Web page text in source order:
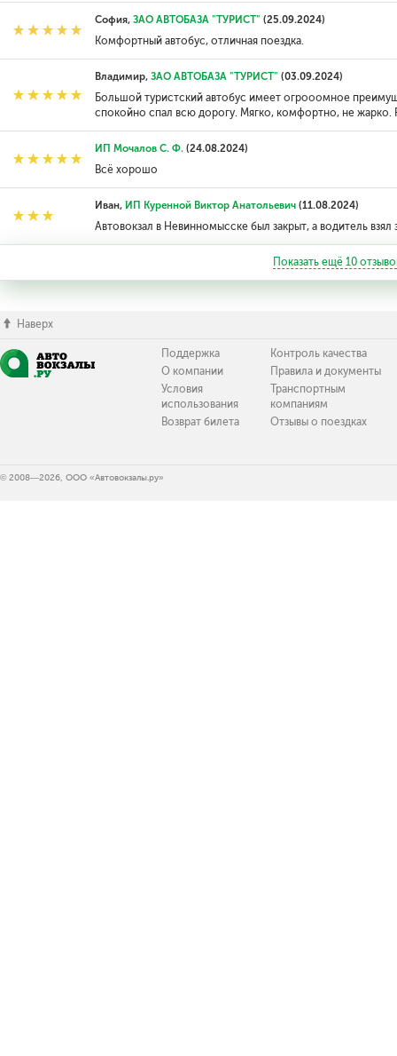
София, ЗАО АВТОБАЗА "ТУРИСТ" (25.09.2024)
Комфортный автобус, отличная поездка.
Владимир, ЗАО АВТОБАЗА "ТУРИСТ" (03.09.2024)
Большой туристский автобус имеет огрооомное
спокойно спал всю дорогу. Мягко, комфортно, не жарко.
ИП Мочалов С. Ф.(24.08.2024)
Всё хорошо
Иван, ИП Куренной Виктор Анатольевич(11.08.2024)
Автовокзал в Невинномысске был закрыт, а водитель
Показать ещё 10
Наверх
Поддержка
О компании
Условия
использования
Возврат билета
Контроль качества
Правила и документы
Транспортным
компаниям
Отзывы о поездках
© 2008—2026, ООО «Автовокзалы.ру»